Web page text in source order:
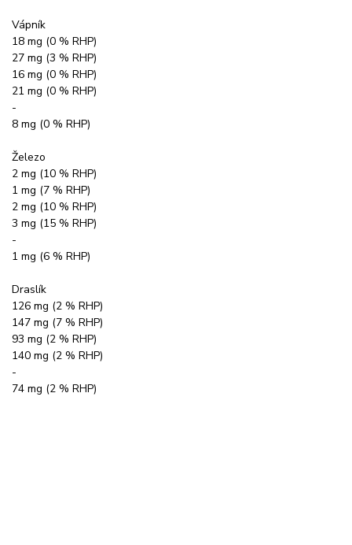
Vápník
18 mg (0 % RHP)
27 mg (3 % RHP)
16 mg (0 % RHP)
21 mg (0 % RHP)
-
8 mg (0 % RHP)
Železo
2 mg (10 % RHP)
1 mg (7 % RHP)
2 mg (10 % RHP)
3 mg (15 % RHP)
-
1 mg (6 % RHP)
Draslík
126 mg (2 % RHP)
147 mg (7 % RHP)
93 mg (2 % RHP)
140 mg (2 % RHP)
-
74 mg (2 % RHP)